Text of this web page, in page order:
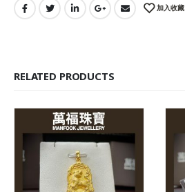
加入收藏
RELATED PRODUCTS